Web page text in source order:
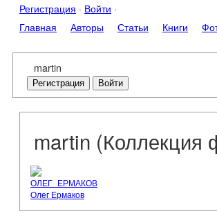
Регистрация · Войти ·
Главная Авторы Статьи Книги
martin
Регистрация Войти
martin (Коллекция
ОЛЕГ_ЕРМАКОВ
Олег Ермаков